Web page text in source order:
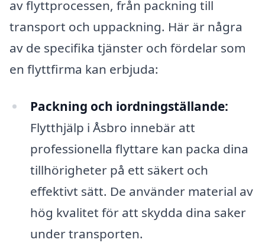
av flyttprocessen, från packning till
transport och uppackning. Här är några
av de specifika tjänster och fördelar som
en flyttfirma kan erbjuda:
Packning och iordningställande:
Flytthjälp i Åsbro innebär att
professionella flyttare kan packa dina
tillhörigheter på ett säkert och
effektivt sätt. De använder material av
hög kvalitet för att skydda dina saker
under transporten.